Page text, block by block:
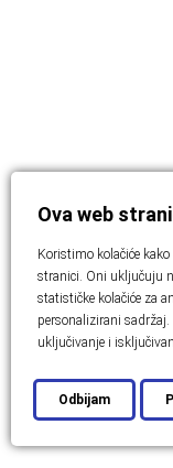
Ova web
Koristimo kolačiće
stranici. Oni uključuju
statističke kolačiće za
personalizirani
uključivanje i
Odbijam